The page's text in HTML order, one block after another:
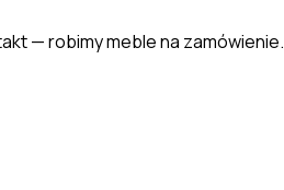
— robimy meble na zamówienie.